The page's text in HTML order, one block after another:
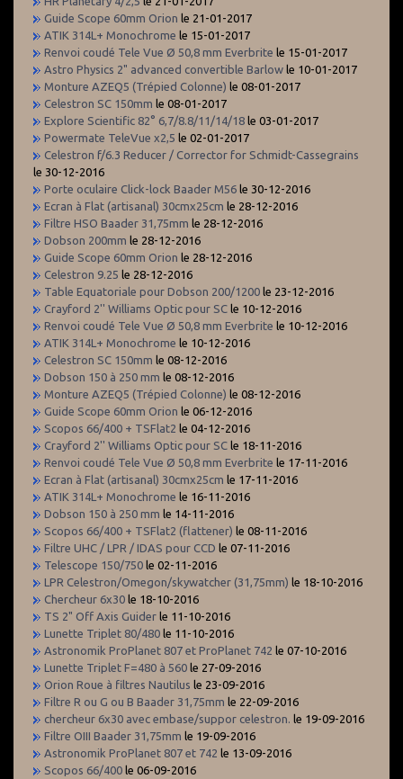
Guide Scope 60mm Orion le 21-01-2017
ATIK 314L+ Monochrome le 15-01-2017
Renvoi coudé Tele Vue Ø 50,8 mm Everbrite le 15-01-2017
Astro Physics 2" advanced convertible Barlow le 10-01-2017
Monture AZEQ5 (Trépied Colonne) le 08-01-2017
Celestron SC 150mm le 08-01-2017
Explore Scientific 82° 6,7/8.8/11/14/18 le 03-01-2017
Powermate TeleVue x2,5 le 02-01-2017
Celestron f/6.3 Reducer / Corrector for Schmidt-Cassegrains
le 30-12-2016
Porte oculaire Click-lock Baader M56 le 30-12-2016
Ecran à Flat (artisanal) 30cmx25cm le 28-12-2016
Filtre HSO Baader 31,75mm le 28-12-2016
Dobson 200mm le 28-12-2016
Guide Scope 60mm Orion le 28-12-2016
Celestron 9.25 le 28-12-2016
Table Equatoriale pour Dobson 200/1200 le 23-12-2016
Crayford 2'' Williams Optic pour SC le 10-12-2016
Renvoi coudé Tele Vue Ø 50,8 mm Everbrite le 10-12-2016
ATIK 314L+ Monochrome le 10-12-2016
Celestron SC 150mm le 08-12-2016
Dobson 150 à 250 mm le 08-12-2016
Monture AZEQ5 (Trépied Colonne) le 08-12-2016
Guide Scope 60mm Orion le 06-12-2016
Scopos 66/400 + TSFlat2 le 04-12-2016
Crayford 2'' Williams Optic pour SC le 18-11-2016
Renvoi coudé Tele Vue Ø 50,8 mm Everbrite le 17-11-2016
Ecran à Flat (artisanal) 30cmx25cm le 17-11-2016
ATIK 314L+ Monochrome le 16-11-2016
Dobson 150 à 250 mm le 14-11-2016
Scopos 66/400 + TSFlat2 (flattener) le 08-11-2016
Filtre UHC / LPR / IDAS pour CCD le 07-11-2016
Telescope 150/750 le 02-11-2016
LPR Celestron/Omegon/skywatcher (31,75mm) le 18-10-2016
Chercheur 6x30 le 18-10-2016
TS 2" Off Axis Guider le 11-10-2016
Lunette Triplet 80/480 le 11-10-2016
Astronomik ProPlanet 807 et ProPlanet 742 le 07-10-2016
Lunette Triplet F=480 à 560 le 27-09-2016
Orion Roue à filtres Nautilus le 23-09-2016
Filtre R ou G ou B Baader 31,75mm le 22-09-2016
chercheur 6x30 avec embase/suppor celestron. le 19-09-2016
Filtre OIII Baader 31,75mm le 19-09-2016
Astronomik ProPlanet 807 et 742 le 13-09-2016
Scopos 66/400 le 06-09-2016